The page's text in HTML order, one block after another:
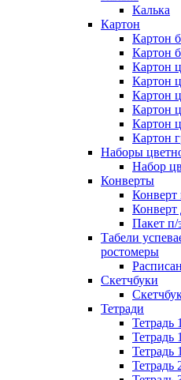
Калька
Картон
Картон
Картон
Картон
Картон
Картон
Картон
Картон
Картон
Наборы
Набор
Конверты
Конверт
Пакет п/
Табели
ростомеры
Скетчбуки
Тетради
Тетрадь
Тетрадь
Тетрадь
Тетрадь